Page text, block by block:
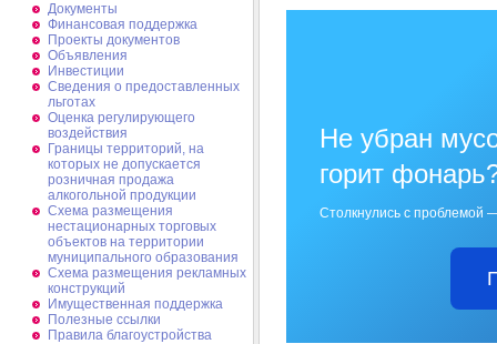
Документы
Финансовая поддержка
Проекты документов
Объявления
Инвестиции
Сведения о предоставленных
льготах
Оценка регулирующего
воздействия
Границы территорий, на
которых не допускается
розничная продажа
алкогольной продукции
Схема размещения
нестационарных торговых
объектов на территории
муниципального образования
Схема размещения рекламных
конструкций
Имущественная поддержка
Полезные ссылки
Правила благоустройства
Не убран
горит
Столкнулись с проблемой